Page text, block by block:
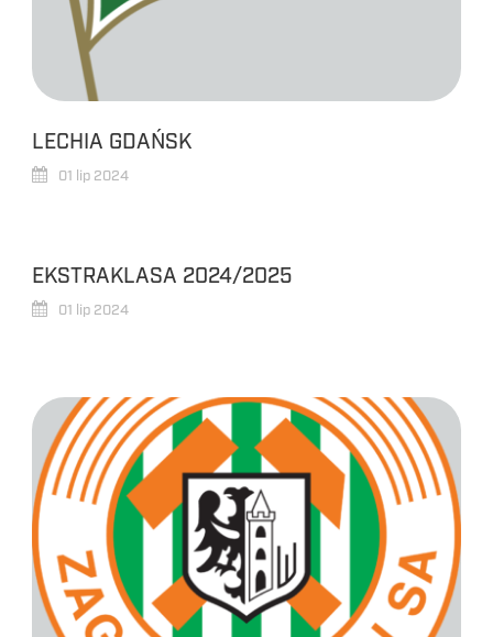
LECHIA GDAŃSK
01 lip 2024
EKSTRAKLASA 2024/2025
01 lip 2024